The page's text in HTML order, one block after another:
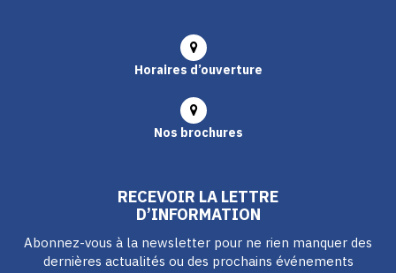
Horaires d’ouverture
Nos brochures
RECEVOIR LA LETTRE
D’INFORMATION
Abonnez-vous à la newsletter pour ne rien manquer des
dernières actualités ou des prochains événements